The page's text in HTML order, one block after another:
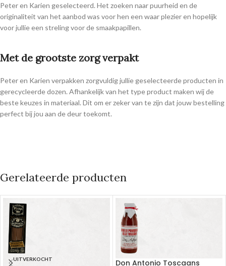
Peter en Karien geselecteerd. Het zoeken naar puurheid en de
originaliteit van het aanbod was voor hen een waar plezier en hopelijk
voor jullie een streling voor de smaakpapillen.
Met de grootste zorg verpakt
Peter en Karien verpakken zorgvuldig jullie geselecteerde producten in
gerecycleerde dozen. Afhankelijk van het type product maken wij de
beste keuzes in materiaal. Dit om er zeker van te zijn dat jouw bestelling
perfect bij jou aan de deur toekomt.
Gerelateerde producten
UITVERKOCHT Don Antonio Toscaans